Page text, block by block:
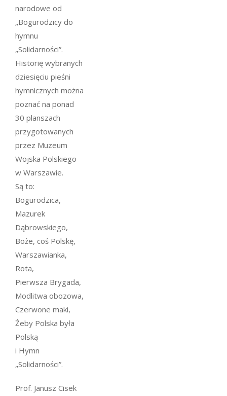
narodowe od
„Bogurodzicy do
hymnu
„Solidarności”.
Historię wybranych
dziesięciu pieśni
hymnicznych można
poznać na ponad
30 planszach
przygotowanych
przez Muzeum
Wojska Polskiego
w Warszawie.
Są to:
Bogurodzica,
Mazurek
Dąbrowskiego,
Boże, coś Polskę,
Warszawianka,
Rota,
Pierwsza Brygada,
Modlitwa obozowa,
Czerwone maki,
Żeby Polska była
Polską
i Hymn
„Solidarności”.
Prof. Janusz Cisek